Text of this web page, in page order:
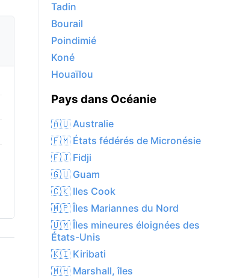
Tadin
Bourail
Poindimié
Koné
Houaïlou
Pays dans Océanie
🇦🇺 Australie
🇫🇲 États fédérés de Micronésie
🇫🇯 Fidji
🇬🇺 Guam
🇨🇰 Iles Cook
🇲🇵 Îles Mariannes du Nord
🇺🇲 Îles mineures éloignées des
États-Unis
🇰🇮 Kiribati
🇲🇭 Marshall, îles